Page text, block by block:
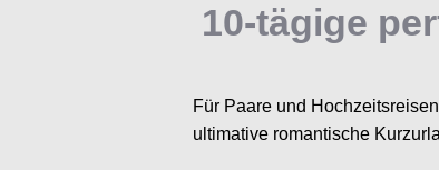
10-tägige
Für Paare und
ultimative romantische